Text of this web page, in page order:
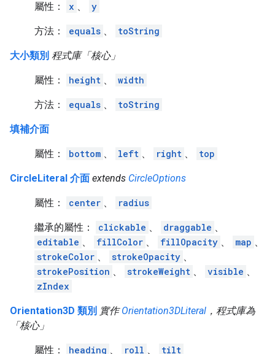
屬性： x 、 y
方法： equals 、 toString
大小類別 程式庫「核心」
屬性： height 、 width
方法： equals 、 toString
填補介面
屬性： bottom 、 left 、 right 、 top
CircleLiteral 介面 extends CircleOptions
屬性： center 、 radius
繼承的屬性： clickable 、 draggable 、
editable 、 fillColor 、 fillOpacity 、 map 、
strokeColor 、 strokeOpacity 、
strokePosition 、 strokeWeight 、 visible 、
zIndex
Orientation3D 類別 實作Orientation3DLiteral ，程式庫為
「核心」
屬性： heading 、 roll 、 tilt